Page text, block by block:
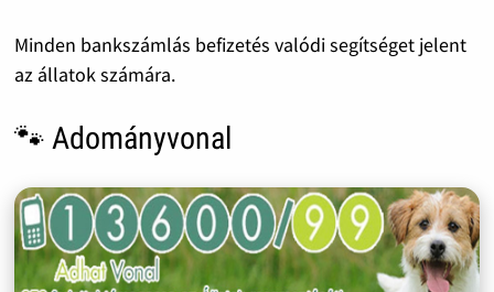
Minden bankszámlás befizetés valódi segítséget jelent
az állatok számára.
🐾 Adományvonal